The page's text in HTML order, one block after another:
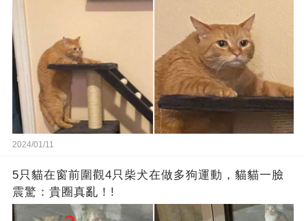
2024/01/11
5只貓在窗前圍觀4只柴犬在做多狗運動，貓貓一臉
震驚：貴圈真亂！!